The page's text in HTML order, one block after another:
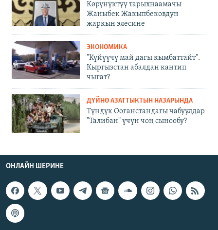
Көрүнүктүү тарыхнаамачы
Жаныбек Жакыпбековдун
жаркын элесине
ЭКОНОМИКА
"Күйүүчү май дагы кымбаттайт".
Кыргызстан абалдан кантип
чыгат?
ДҮЙНӨ АЗАТТЫКТЫН НАЗАРЫНДА
Түндүк Ооганстандагы чабуулдар
"Талибан" үчүн чоң сынообу?
ОНЛАЙН ШЕРИНЕ